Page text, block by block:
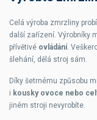
Celá výroba zmrzliny
další zařízení. Výrobníky
přívětivé ovládání.
šlehání, dělá stroj sám.
Díky šetrnému způsobu
i kousky ovoce nebo
jiném stroji nevyrobíte.